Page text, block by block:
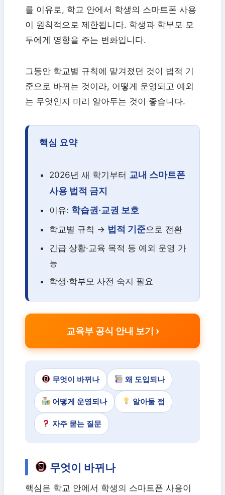
를 이유로, 학교 안에서 학생의 스마트폰 사용
이 원칙적으로 제한됩니다. 학생과 학부모 모
두에게 영향을 주는 변화입니다.
그동안 학교별 규칙에 맡겨졌던 것이 법적 기
준으로 바뀌는 것이라, 어떻게 운영되고 예외
는 무엇인지 미리 알아두는 것이 좋습니다.
핵심 요약
2026년 새 학기부터 교내 스마트폰
사용 법적 금지
이유: 학습권·교권 보호
학교별 규칙 → 법적 기준으로 전환
긴급 상황·교육 목적 등 예외 운영 가
능
학생·학부모 사전 숙지 필요
교육부 공식 안내 보기
무엇이 바뀌나 왜 도입되나
어떻게 운영되나 알아둘 점
자주 묻는 질문
무엇이 바뀌나
핵심은 학교 안에서 학생의 스마트폰 사용이